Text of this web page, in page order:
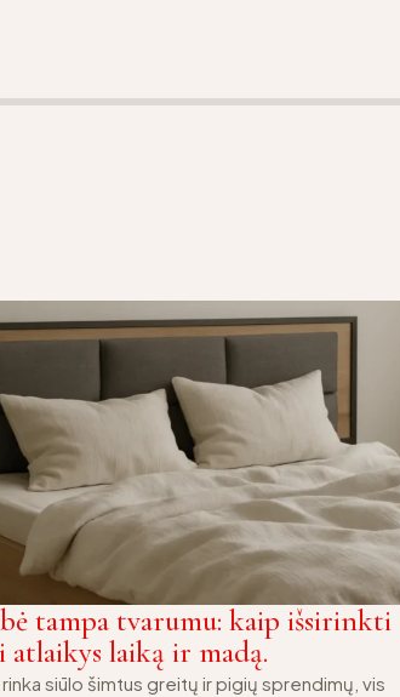
tampa tvarumu: kaip išsirinkti
atlaikys laiką ir madą.
rinka siūlo šimtus greitų ir pigių sprendimų, vis